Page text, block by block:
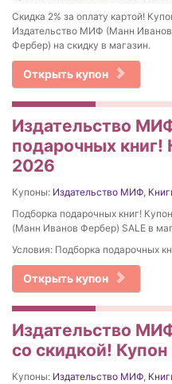
Скидка 2% за оплату картой!
Издательство МИФ (Манн Иванов
Фербер) на скидку в магазин.
Открыть купон
Издательство
подарочных книг!
2026
Купоны: Издательство МИФ,
Подборка подарочных книг!
(Манн Иванов Фербер) SALE в
Условия: Подборка подарочных
Открыть купон
Издательство
со скидкой! Купон
Купоны: Издательство МИФ,